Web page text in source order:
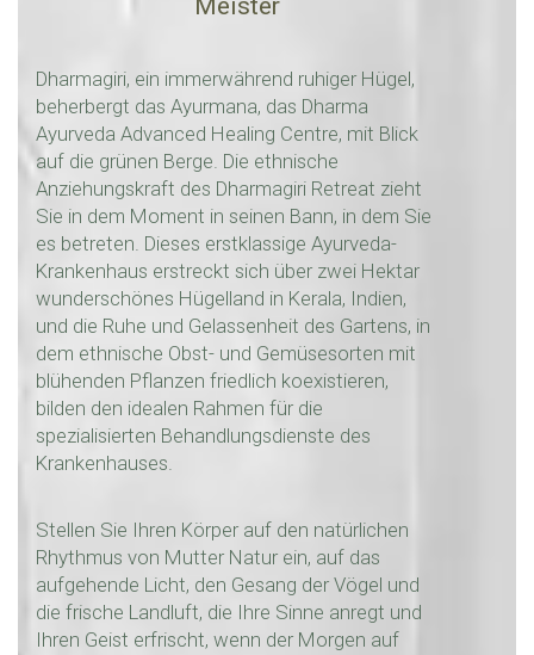
Dharmagiri, ein immerwährend ruhiger Hügel,
beherbergt das Ayurmana, das Dharma
Ayurveda Advanced Healing Centre, mit Blick
auf die grünen Berge. Die ethnische
Anziehungskraft des Dharmagiri Retreat zieht
Sie in dem Moment in seinen Bann, in dem Sie
es betreten. Dieses erstklassige Ayurveda-
Krankenhaus erstreckt sich über zwei Hektar
wunderschönes Hügelland in Kerala, Indien,
und die Ruhe und Gelassenheit des Gartens, in
dem ethnische Obst- und Gemüsesorten mit
blühenden Pflanzen friedlich koexistieren,
bilden den idealen Rahmen für die
spezialisierten Behandlungsdienste des
Krankenhauses.
Stellen Sie Ihren Körper auf den natürlichen
Rhythmus von Mutter Natur ein, auf das
aufgehende Licht, den Gesang der Vögel und
die frische Landluft, die Ihre Sinne anregt und
Ihren Geist erfrischt, wenn der Morgen auf